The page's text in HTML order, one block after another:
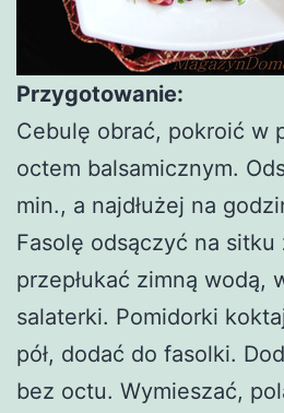
Przygotowanie:
Cebulę obrać, pokroić w
octem balsamicznym.
min., a najdłużej na
Fasolę odsączyć na sitku
przepłukać zimną wodą,
salaterki. Pomidorki
pół, dodać do fasolki.
bez octu. Wymieszać,